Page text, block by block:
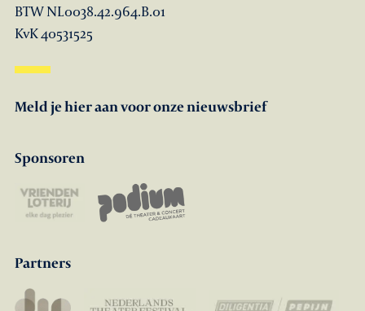
BTW NL0038.42.964.B.01
KvK 40531525
Meld je hier aan voor onze nieuwsbrief
Sponsoren
Partners